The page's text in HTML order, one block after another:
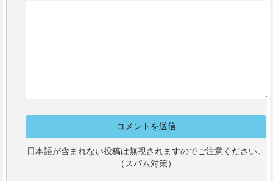
日本語が含まれない投稿は無視されますのでご注意ください。
（スパム対策）